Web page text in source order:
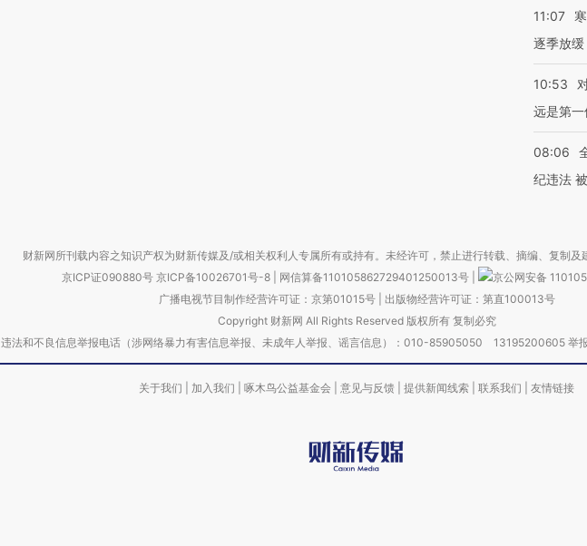
11:07
逐季放缓
10:53
远是第一
08:06
纪违法
财新网所刊载内容之知识产权为财新传媒及/或相关权利人专属所有或持有。未经许可，禁止进行转载、摘编、复制及
京ICP证090880号 京ICP备10026701号-8 网信算备110105862729401250013号
京公网安备
广播电视节目制作经营许可证：京第01015号| 出版物经营许可证：第直100013号
Copyright 财新网 All Rights Reserved 版权所有 复制必究
违法和不良信息举报电话（涉网络暴力有害信息举报、未成年人举报、谣言信息）：010-85905050 13195200605 举
关于我们 加入我们 啄木鸟公益基金会 意见与反馈 提供新闻线索 联系我们 友情链接